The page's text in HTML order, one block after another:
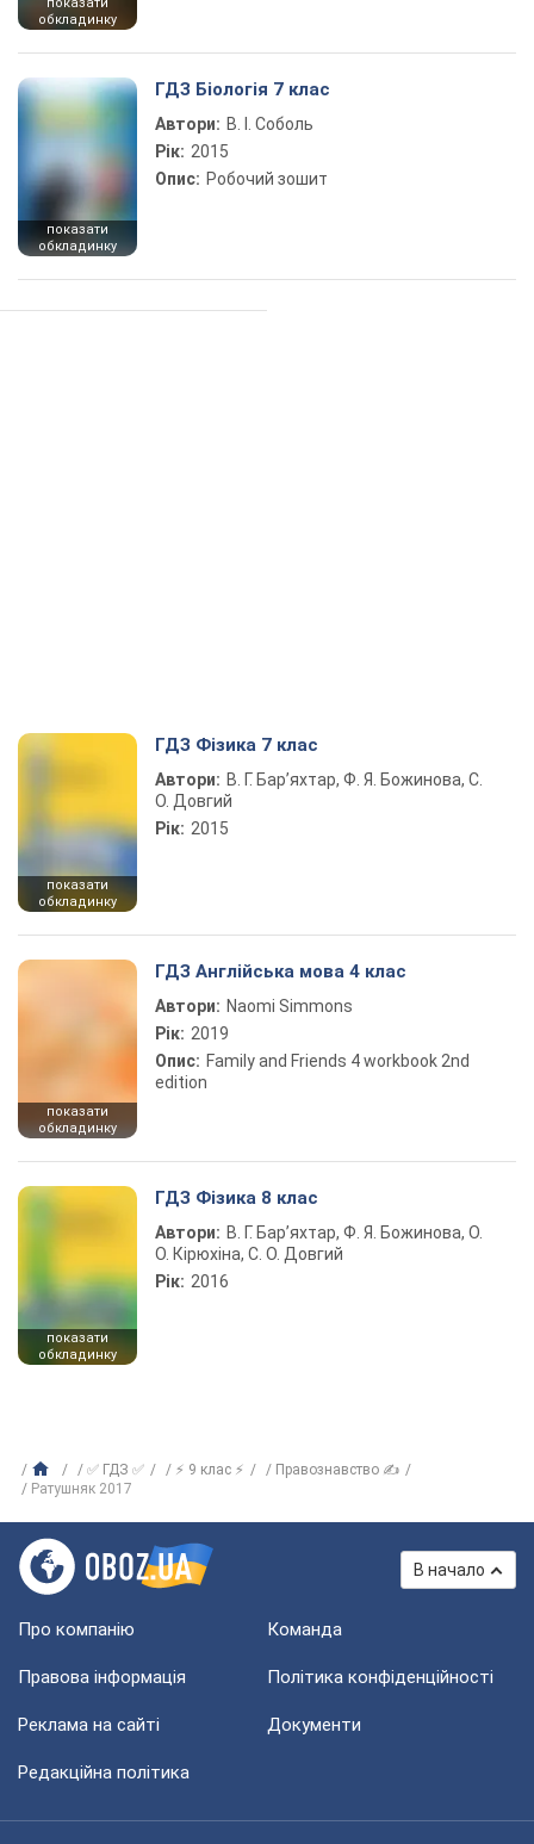
обкладинку
показати
обкладинку
ГДЗ Біологія 7 клас
Автори: В. І. Соболь
Рік: 2015
Опис: Робочий зошит
показати
обкладинку
ГДЗ Фізика 7 клас
Автори: В. Г. Бар’яхтар, Ф. Я. Божинова, С.
О. Довгий
Рік: 2015
показати
обкладинку
ГДЗ Англійська мова 4 клас
Автори: Naomi Simmons
Рік: 2019
Опис: Family and Friends 4 workbook 2nd
edition
показати
обкладинку
ГДЗ Фізика 8 клас
Автори: В. Г. Бар’яхтар, Ф. Я. Божинова, О.
О. Кірюхіна, С. О. Довгий
Рік: 2016
✅ ГДЗ ✅ ⚡ 9 клас ⚡
Правознавство ✍
Ратушняк 2017
В начало
Про компанію Команда
Правова інформація Політика конфіденційності
Реклама на сайті Документи
Редакційна політика